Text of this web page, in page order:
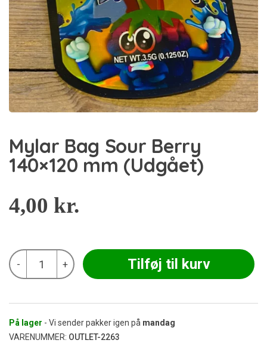
Mylar Bag Sour Berry
140×120 mm (Udgået)
4,00 kr.
-
Mylar
Bag
Sour
(Udgået)
antal
+ Tilføj til kurv
På lager - Vi sender pakker igen på mandag
VARENUMMER: OUTLET-2263